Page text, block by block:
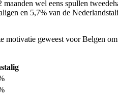
wel eens spullen
en 5,7% van de
geweest voor Belgen